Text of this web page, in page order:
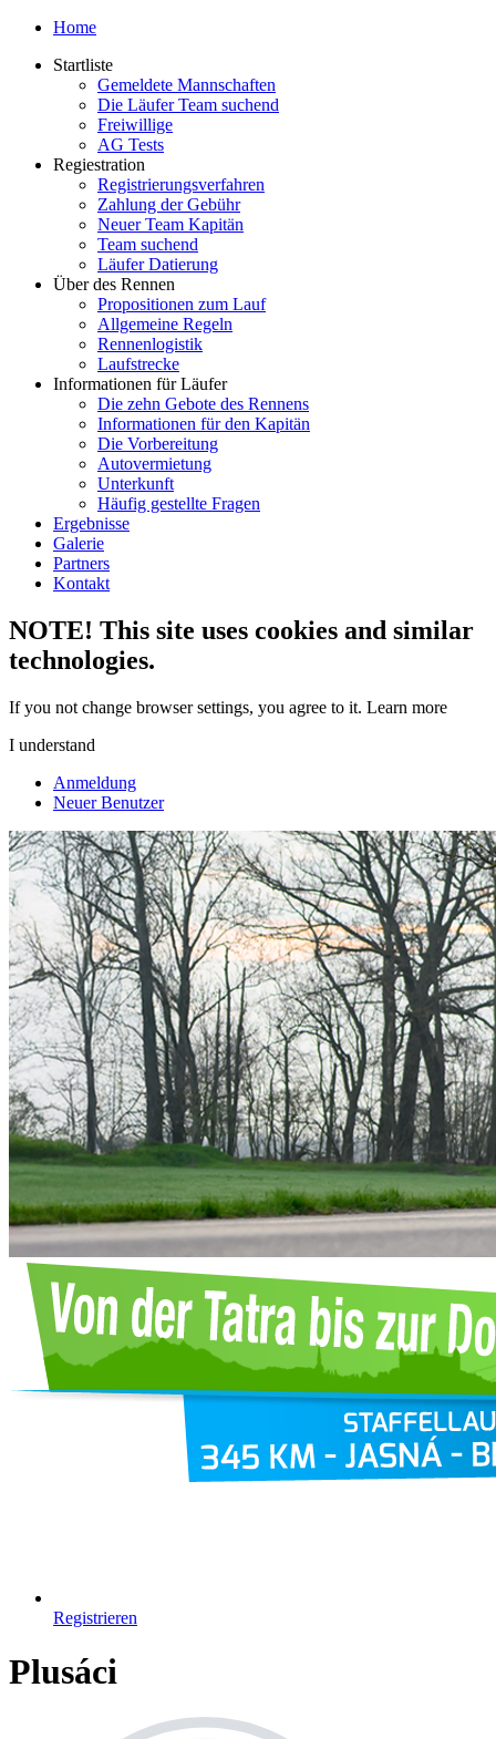
Home
Startliste
Gemeldete Mannschaften
Die Läufer Team suchend
Freiwillige
AG Tests
Regiestration
Registrierungsverfahren
Zahlung der Gebühr
Neuer Team Kapitän
Team suchend
Läufer Datierung
Über des Rennen
Propositionen zum Lauf
Allgemeine Regeln
Rennenlogistik
Laufstrecke
Informationen für Läufer
Die zehn Gebote des Rennens
Informationen für den Kapitän
Die Vorbereitung
Autovermietung
Unterkunft
Häufig gestellte Fragen
Ergebnisse
Galerie
Partners
Kontakt
NOTE! This site uses cookies and similar
technologies.
If you not change browser settings, you agree to it. Learn more
I understand
Anmeldung
Neuer Benutzer
Registrieren
Plusáci